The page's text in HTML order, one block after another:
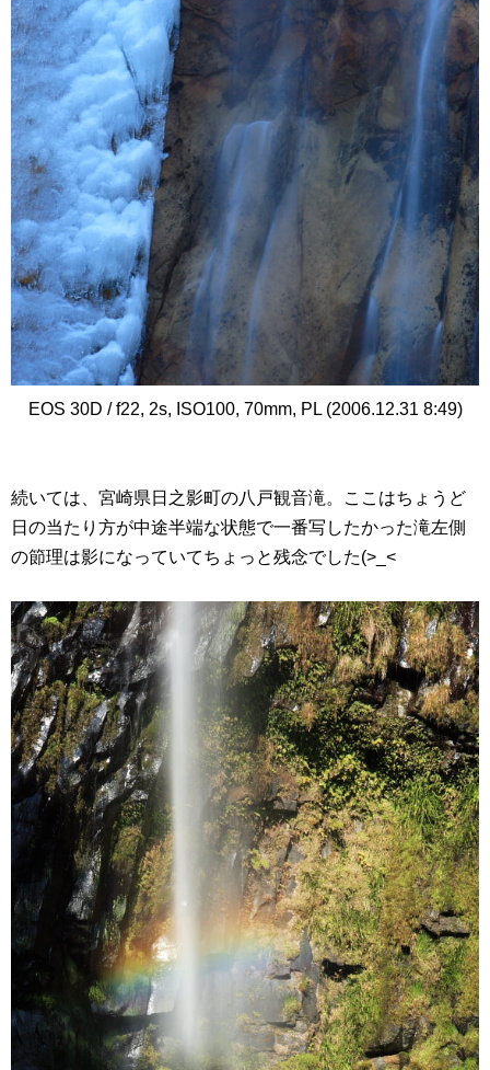
EOS 30D / f22, 2s, ISO100, 70mm, PL (2006.12.31 8:49)
続いては、宮崎県日之影町の八戸観音滝。ここはちょうど
日の当たり方が中途半端な状態で一番写したかった滝左側
の節理は影になっていてちょっと残念でした(>_<